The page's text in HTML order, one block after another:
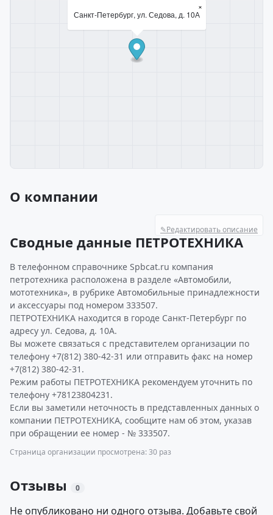
Санкт-Петербург, ул. Седова, д. 10А
×
О компании
✎Редактировать описание
Сводные данные ПЕТРОТЕХНИКА
В телефонном справочнике Spbcat.ru компания
петротехника расположена в разделе «Автомобили,
мототехника», в рубрике Автомобильные принадлежности
и аксессуары под номером 333507.
ПЕТРОТЕХНИКА находится в городе Санкт-Петербург по
адресу ул. Седова, д. 10А.
Вы можете связаться с представителем организации по
телефону +7(812) 380-42-31 или отправить факс на номер
+7(812) 380-42-31.
Режим работы ПЕТРОТЕХНИКА рекомендуем уточнить по
телефону +78123804231.
Если вы заметили неточность в представленных данных о
компании ПЕТРОТЕХНИКА, сообщите нам об этом, указав
при обращении ее номер - № 333507.
Страница организации просмотрена: 30 раз
Отзывы 0
Не опубликовано ни одного отзыва. Добавьте свой